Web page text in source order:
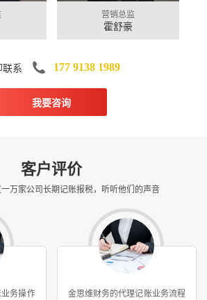
营销总监
霍舒豪
联系 177 9138 1989
我要咨询
客户评价
万家公司长期记账报税，听听他们的声音
务操作
金思维财务的代理记账业务流程